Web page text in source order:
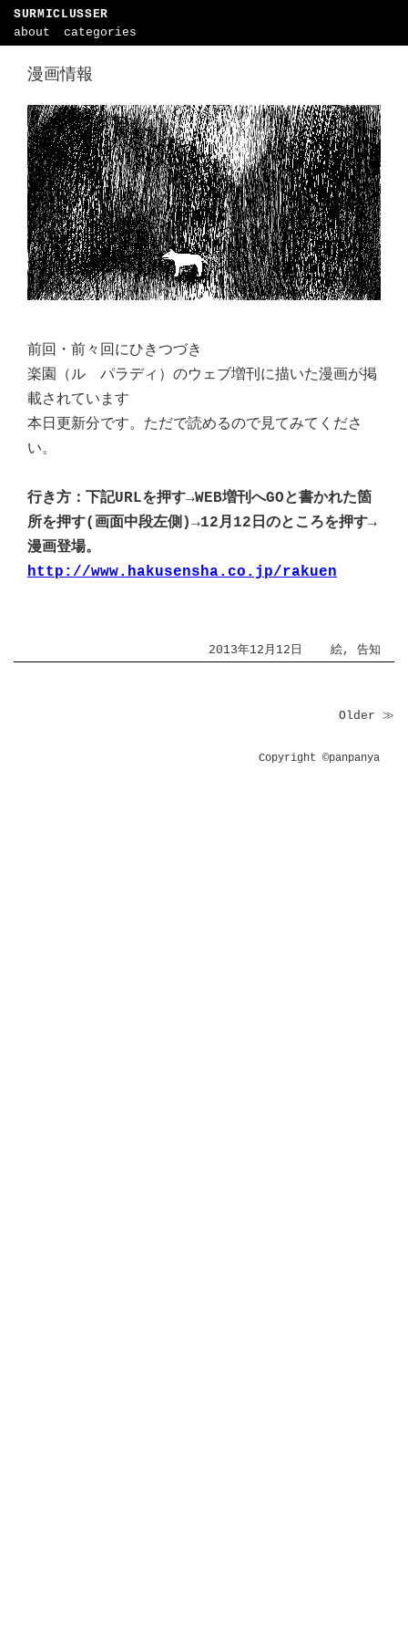
SURMICLUSSER
about
categories
漫画情報
前回・前々回にひきつづき
楽園（ル パラディ）のウェブ増刊に描いた漫画が掲
載されています
本日更新分です。ただで読めるので見てみてくださ
い。
行き方：下記URLを押す→WEB増刊へGOと書かれた箇
所を押す(画面中段左側)→12月12日のところを押す→
漫画登場。
http://www.hakusensha.co.jp/rakuen
2013年12月12日 絵, 告知
Older ≫